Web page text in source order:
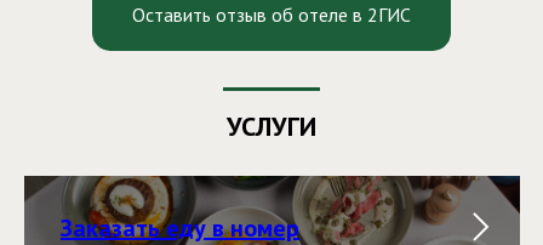
Оставить отзыв об отеле в 2ГИС
УСЛУГИ
Заказать еду в номер